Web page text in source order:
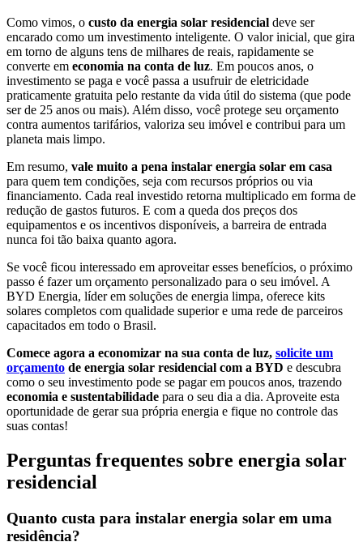
Como vimos, o custo da energia solar residencial deve ser
encarado como um investimento inteligente. O valor inicial, que gira
em torno de alguns tens de milhares de reais, rapidamente se
converte em economia na conta de luz. Em poucos anos, o
investimento se paga e você passa a usufruir de eletricidade
praticamente gratuita pelo restante da vida útil do sistema (que pode
ser de 25 anos ou mais). Além disso, você protege seu orçamento
contra aumentos tarifários, valoriza seu imóvel e contribui para um
planeta mais limpo.
Em resumo, vale muito a pena instalar energia solar em casa
para quem tem condições, seja com recursos próprios ou via
financiamento. Cada real investido retorna multiplicado em forma de
redução de gastos futuros. E com a queda dos preços dos
equipamentos e os incentivos disponíveis, a barreira de entrada
nunca foi tão baixa quanto agora.
Se você ficou interessado em aproveitar esses benefícios, o próximo
passo é fazer um orçamento personalizado para o seu imóvel. A
BYD Energia, líder em soluções de energia limpa, oferece kits
solares completos com qualidade superior e uma rede de parceiros
capacitados em todo o Brasil.
Comece agora a economizar na sua conta de luz, solicite um
orçamento de energia solar residencial com a BYD e descubra
como o seu investimento pode se pagar em poucos anos, trazendo
economia e sustentabilidade para o seu dia a dia. Aproveite esta
oportunidade de gerar sua própria energia e fique no controle das
suas contas!
Perguntas frequentes sobre energia solar
residencial
Quanto custa para instalar energia solar em uma
residência?